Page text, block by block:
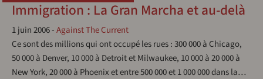
Immigration : La Gran Marcha et au-delà
1 juin 2006-Against The Current
Ce sont des millions qui ont occupé les rues : 300 000 à Chicago,
50 000 à Denver, 10 000 à Detroit et Milwaukee, 10 000 à 20 000 à
New York, 20 000 à Phoenix et entre 500 000 et 1 000 000 dans la…